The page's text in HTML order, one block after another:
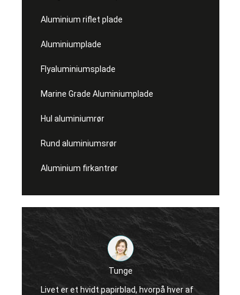
Aluminium riflet plade
Aluminiumplade
Flyaluminiumsplade
Marine Grade Aluminiumplade
Hul aluminiumrør
Rund aluminiumsrør
Aluminium firkantrør
Tunge
Livet er et hvidt papirblad, hvorpå hver af